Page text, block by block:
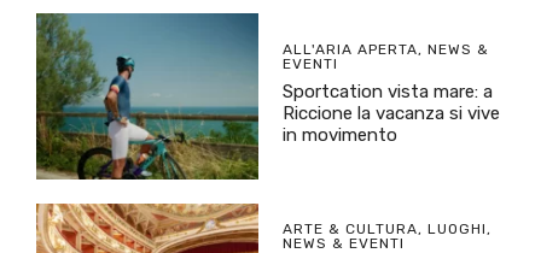
ALL'ARIA APERTA, NEWS &
EVENTI
Sportcation vista mare: a
Riccione la vacanza si vive
in movimento
ARTE & CULTURA, LUOGHI ,
NEWS & EVENTI